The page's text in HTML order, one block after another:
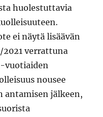
huolestuttavia
ei näytä lisäävän
verrattuna
vuotiaiden
nousee
jälkeen,